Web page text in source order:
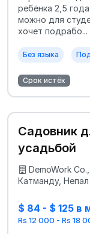
ребёнка 2,5
можно для
хочет подрабо...
Без языка
Срок истёк
Садовник
усадьбой
DemoWork
Катманду, Непал
$ 84 - $ 125 в
Rs 12 000 - Rs 18